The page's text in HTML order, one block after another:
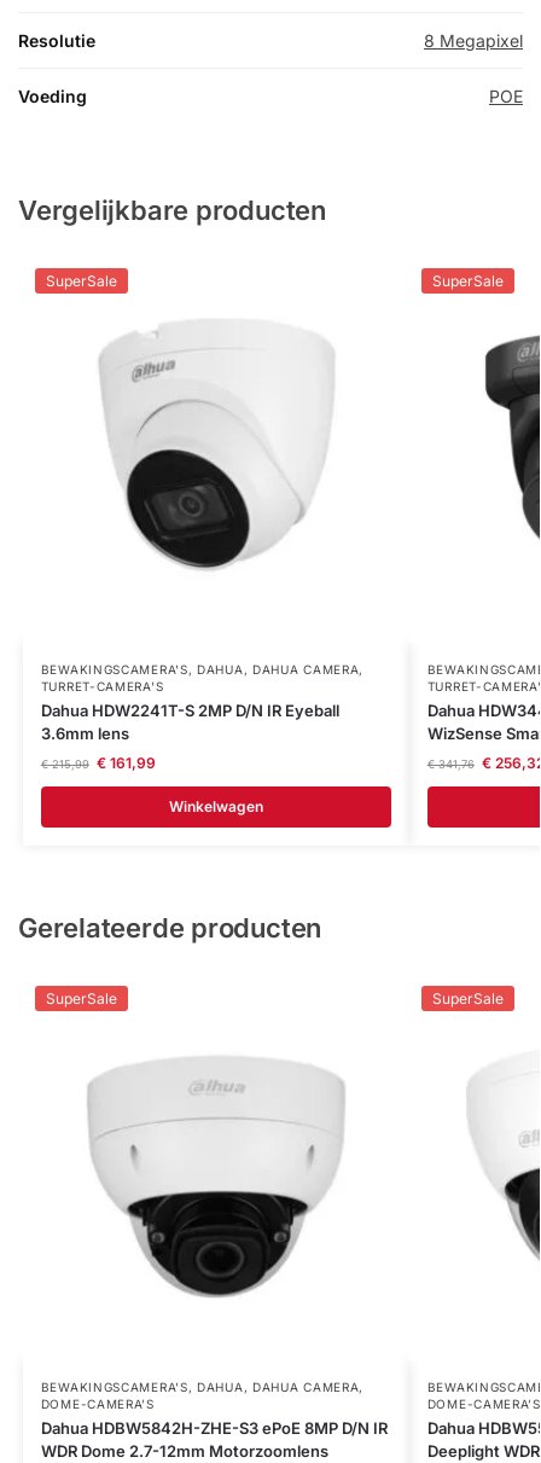
Resolutie 8 Megapixel
Voeding POE
Vergelijkbare producten
SuperSale
BEWAKINGSCAMERA'S,DAHUA , DAHUA CAMERA,
TURRET-CAMERA'S
Dahua HDW2241T-S 2MP D/N IR Eyeball
3.6mm lens
€215,99 €161,99
Winkelwagen
SuperSale
TURRET-
Dahua
WizSense
€341,76 €
Gerelateerde producten
SuperSale
BEWAKINGSCAMERA'S, DAHUA , DAHUA CAMERA,
DOME-CAMERA’S
Dahua HDBW5842H-ZHE-S3 ePoE 8MP D/N IR
WDR Dome 2.7-12mm Motorzoomlens
SuperSale
DOME-CAMERA’S
Dahua
Deeplight